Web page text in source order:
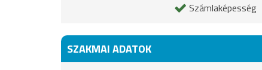
Számlaképesség
SZAKMAI ADATOK